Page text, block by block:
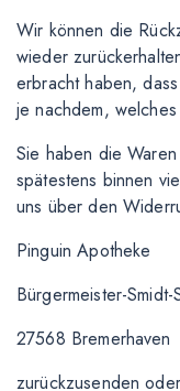
Wir können die
wieder
erbracht haben,
je nachdem,
Sie haben die
spätestens binnen
uns über den
Pinguin Apotheke
Bürgermeister-Smidt-
27568 Bremerhaven
zurückzusenden